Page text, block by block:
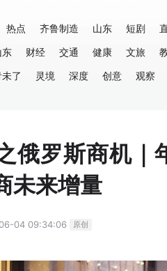
热点 齐鲁制造 山东 短剧
东 财经 交通 健康 文旅
了 灵境 深度 创意 观察
俄罗斯商机｜
未来增量
04 09:34:06 原创